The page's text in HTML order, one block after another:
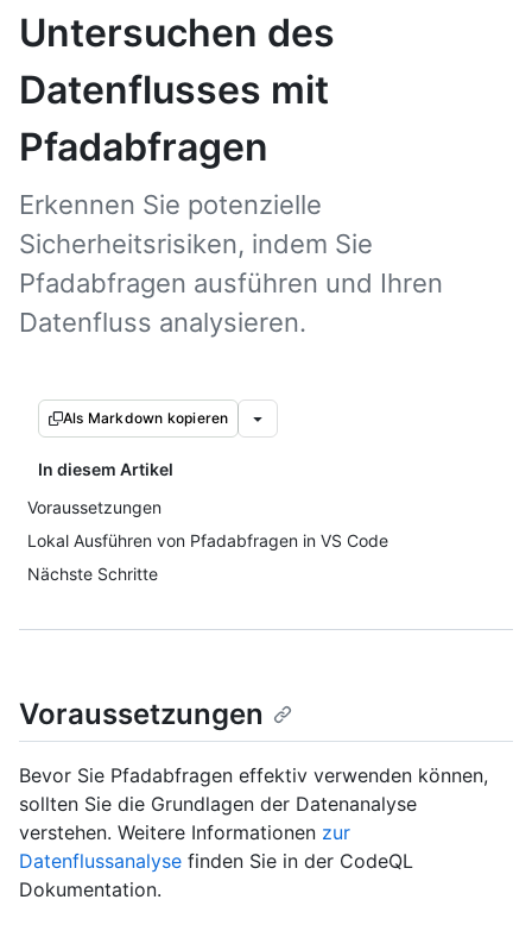
Untersuchen des
Datenflusses mit
Pfadabfragen
Erkennen Sie potenzielle
Sicherheitsrisiken, indem Sie
Pfadabfragen ausführen und Ihren
Datenfluss analysieren.
Als Markdown kopieren
In diesem Artikel
Voraussetzungen
Lokal Ausführen von Pfadabfragen in VS Code
Nächste Schritte
Voraussetzungen
Bevor Sie Pfadabfragen effektiv verwenden können,
sollten Sie die Grundlagen der Datenanalyse
verstehen. Weitere Informationen zur
Datenflussanalyse finden Sie in der CodeQL
Dokumentation.